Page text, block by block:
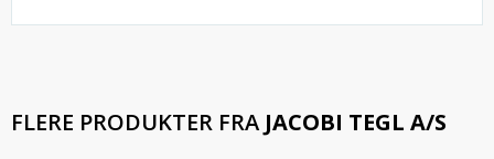
FLERE PRODUKTER FRA JACOBI TEGL A/S